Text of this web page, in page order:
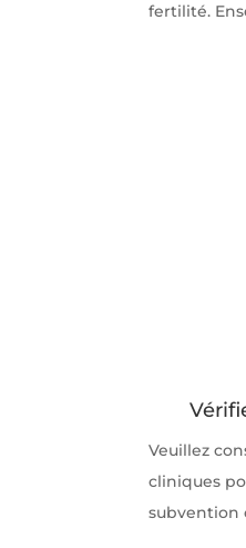
fertilité.
Veuillez
cliniques
subvention